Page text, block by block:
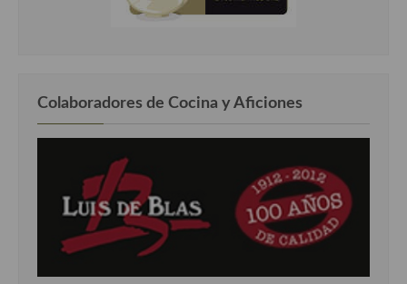
Colaboradores de Cocina y Aficiones